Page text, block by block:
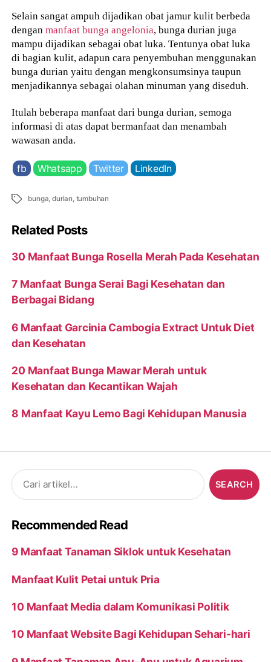
Selain sangat ampuh dijadikan obat jamur kulit berbeda
denganmanfaat bunga angelonia, bunga durian juga
mampu dijadikan sebagai obat luka. Tentunya obat luka
di bagian kulit, adapun cara penyembuhan menggunakan
bunga durian yaitu dengan mengkonsumsinya taupun
menjadikannya sebagai olahan minuman yang diseduh.
Itulah beberapa manfaat dari bunga durian, semoga
informasi di atas dapat bermanfaat dan menambah
wawasan anda.
fb Whatsapp Twitter LinkedIn
Tags bunga,durian, tumbuhan
Related Posts
30 Manfaat Bunga Rosella Merah Pada Kesehatan
7 Manfaat Bunga Serai Bagi Kesehatan dan
Berbagai Bidang
6 Manfaat Garcinia Cambogia Extract Untuk Diet
dan Kesehatan
20 Manfaat Bunga Mawar Merah untuk
Kesehatan dan Kecantikan Wajah
8 Manfaat Kayu Lemo Bagi Kehidupan Manusia
Search
for:
Recommended Read
9 Manfaat Tanaman Siklok untuk Kesehatan
Manfaat Kulit Petai untuk Pria
10 Manfaat Media dalam Komunikasi Politik
10 Manfaat Website Bagi Kehidupan Sehari-hari